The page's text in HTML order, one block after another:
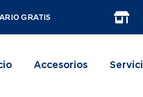
GRATIS
Accesorios